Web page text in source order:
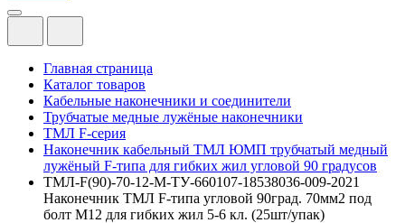
Главная страница
Каталог товаров
Кабельные наконечники и соединители
Трубчатые медные лужёные наконечники
ТМЛ F-серия
Наконечник кабельный ТМЛ ЮМП трубчатый медный
лужёный F-типа для гибких жил угловой 90 градусов
ТМЛ-F(90)-70-12-М-ТУ-660107-18538036-009-2021
Наконечник ТМЛ F-типа угловой 90град. 70мм2 под
болт М12 для гибких жил 5-6 кл. (25шт/упак)